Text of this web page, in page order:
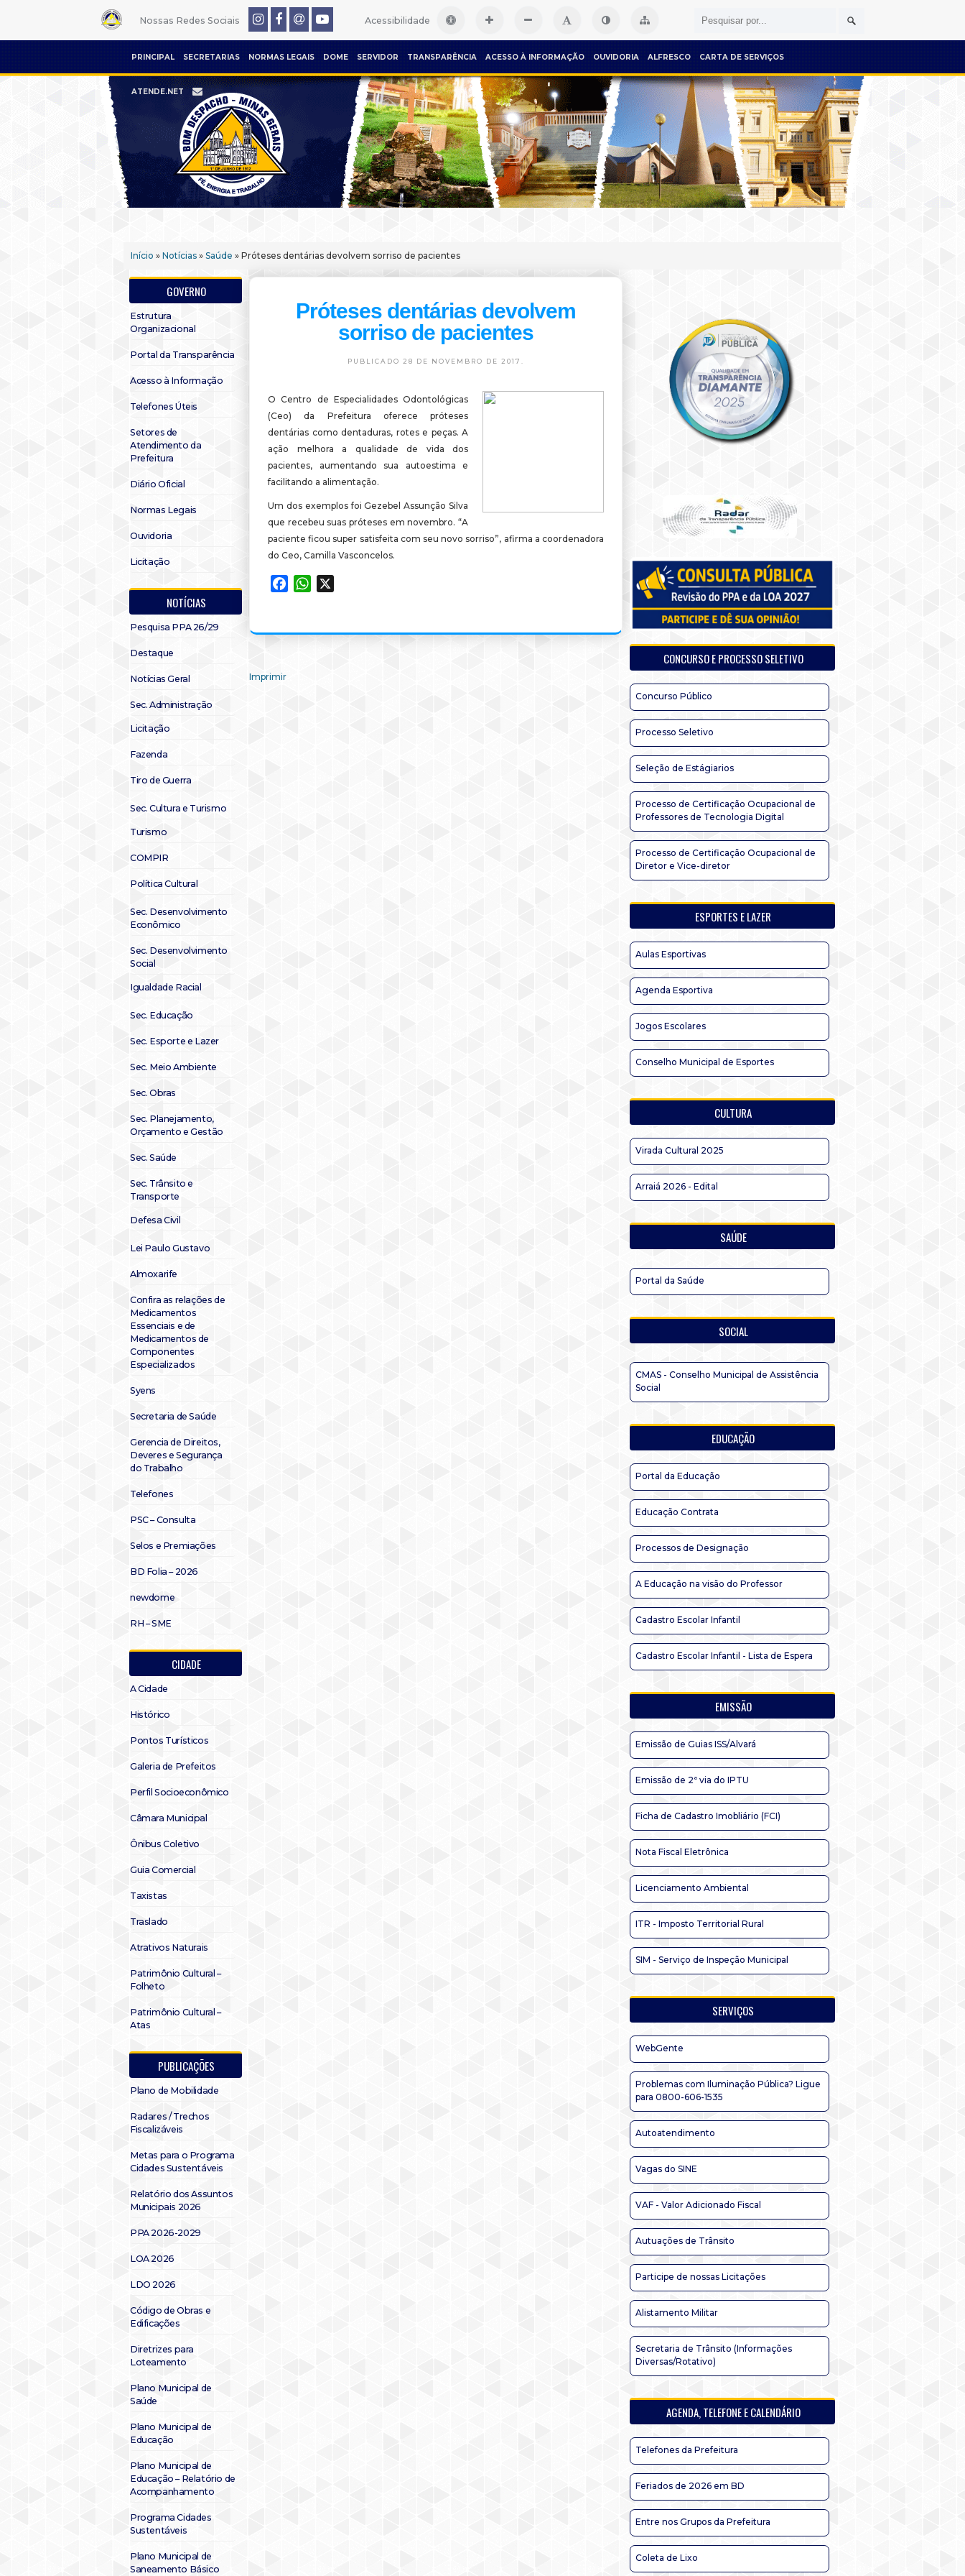
Nossas Redes Sociais Acessibilidade
PRINCIPAL SECRETARIAS NORMAS LEGAIS DOME SERVIDOR TRANSPARÊNCIA ACESSO À INFORMAÇÃO OUVIDORIA ALFRESCO CARTA DE SERVIÇOS
ATENDE.NET
Início » Notícias » Saúde » Próteses dentárias devolvem sorriso de pacientes
GOVERNO
Estrutura
Organizacional
Portal da Transparência
Acesso à Informação
Telefones Úteis
Setores de
Atendimento da
Prefeitura
Diário Oficial
Normas Legais
Ouvidoria
Licitação
NOTÍCIAS
Pesquisa PPA 26/29
Destaque
Notícias Geral
Sec. Administração
Licitação
Fazenda
Tiro de Guerra
Sec. Cultura e Turismo
Turismo
COMPIR
Política Cultural
Sec. Desenvolvimento
Econômico
Sec. Desenvolvimento
Social
Igualdade Racial
Sec. Educação
Sec. Esporte e Lazer
Sec. Meio Ambiente
Sec. Obras
Sec. Planejamento,
Orçamento e Gestão
Sec. Saúde
Sec. Trânsito e
Transporte
Defesa Civil
Lei Paulo Gustavo
Almoxarife
Confira as relações de
Medicamentos
Essenciais e de
Medicamentos de
Componentes
Especializados
Syens
Secretaria de Saúde
Gerencia de Direitos,
Deveres e Segurança
do Trabalho
Telefones
PSC – Consulta
Selos e Premiações
BD Folia – 2026
newdome
RH – SME
CIDADE
A Cidade
Histórico
Pontos Turísticos
Galeria de Prefeitos
Perfil Socioeconômico
Câmara Municipal
Ônibus Coletivo
Guia Comercial
Taxistas
Traslado
Atrativos Naturais
Patrimônio Cultural –
Folheto
Patrimônio Cultural –
Atas
PUBLICAÇÕES
Plano de Mobilidade
Radares / Trechos
Fiscalizáveis
Metas para o Programa
Cidades Sustentáveis
Relatório dos Assuntos
Municipais 2026
PPA 2026-2029
LOA 2026
LDO 2026
Código de Obras e
Edificações
Diretrizes para
Loteamento
Plano Municipal de
Saúde
Plano Municipal de
Educação
Plano Municipal de
Educação – Relatório de
Acompanhamento
Programa Cidades
Sustentáveis
Plano Municipal de
Saneamento Básico
Próteses dentárias devolvem
sorriso de pacientes
PUBLICADO 28 DE NOVEMBRO DE 2017.
O Centro de Especialidades Odontológicas
(Ceo) da Prefeitura oferece próteses
dentárias como dentaduras, rotes e peças. A
ação melhora a qualidade de vida dos
pacientes, aumentando sua autoestima e
facilitando a alimentação.
Um dos exemplos foi Gezebel Assunção Silva
que recebeu suas próteses em novembro. “A
paciente ficou super satisfeita com seu novo sorriso”, afirma a coordenadora
do Ceo, Camilla Vasconcelos.
FacebookWhatsApp
Imprimir
CONCURSO E PROCESSO SELETIVO
Concurso Público
Processo Seletivo
Seleção de Estágiarios
Processo de Certificação Ocupacional de
Professores de Tecnologia Digital
Processo de Certificação Ocupacional de
Diretor e Vice-diretor
ESPORTES E LAZER
Aulas Esportivas
Agenda Esportiva
Jogos Escolares
Conselho Municipal de Esportes
CULTURA
Virada Cultural 2025
Arraiá 2026 - Edital
SAÚDE
Portal da Saúde
SOCIAL
CMAS - Conselho Municipal de Assistência
Social
EDUCAÇÃO
Portal da Educação
Educação Contrata
Processos de Designação
A Educação na visão do Professor
Cadastro Escolar Infantil
Cadastro Escolar Infantil - Lista de Espera
EMISSÃO
Emissão de Guias ISS/Alvará
Emissão de 2ª via do IPTU
Ficha de Cadastro Imobliário (FCI)
Nota Fiscal Eletrônica
Licenciamento Ambiental
ITR - Imposto Territorial Rural
SIM - Serviço de Inspeção Municipal
SERVIÇOS
WebGente
Problemas com Iluminação Pública? Ligue
para 0800-606-1535
Autoatendimento
Vagas do SINE
VAF - Valor Adicionado Fiscal
Autuações de Trânsito
Participe de nossas Licitações
Alistamento Militar
Secretaria de Trânsito (Informações
Diversas/Rotativo)
AGENDA, TELEFONE E CALENDÁRIO
Telefones da Prefeitura
Feriados de 2026 em BD
Entre nos Grupos da Prefeitura
Coleta de Lixo